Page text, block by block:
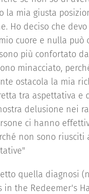
la mia giusta
Ho deciso che
cuore e nulla può
più confortato
minacciato,
ostacola la mia
tra aspettativa e
delusione nei
ci hanno
non sono riusciti
quella diagnosi
in the Redeemer's